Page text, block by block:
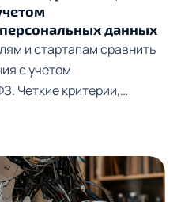
данных
и стартапам сравнить
с учетом
Четкие критерии,
миграция.